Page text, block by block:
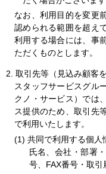
なお、利用目的を変更
認められる範囲を超え
利用する場合には、事
ただくものとします。
2. 取引先等（見込み顧客
スタッフサービスグル
クノ・サービス）では
ス提供のため、取引先
で利用いたします。
共同で利用する個人
氏名、会社・部署
号、FAX番号・取引
人材派遣のしくみ・メ
テクノ・サービスって
お仕事の種類
登録会場への行き方
サイトマップ
仕事情報配信メール登録